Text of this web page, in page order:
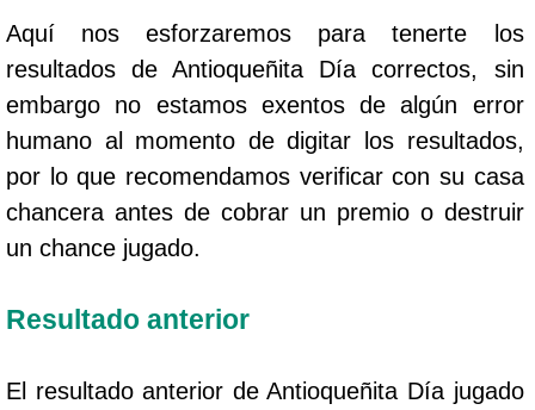
Aquí nos esforzaremos para tenerte los
resultados de Antioqueñita Día correctos, sin
embargo no estamos exentos de algún error
humano al momento de digitar los resultados,
por lo que recomendamos verificar con su casa
chancera antes de cobrar un premio o destruir
un chance jugado.
Resultado anterior
El resultado anterior de Antioqueñita Día jugado